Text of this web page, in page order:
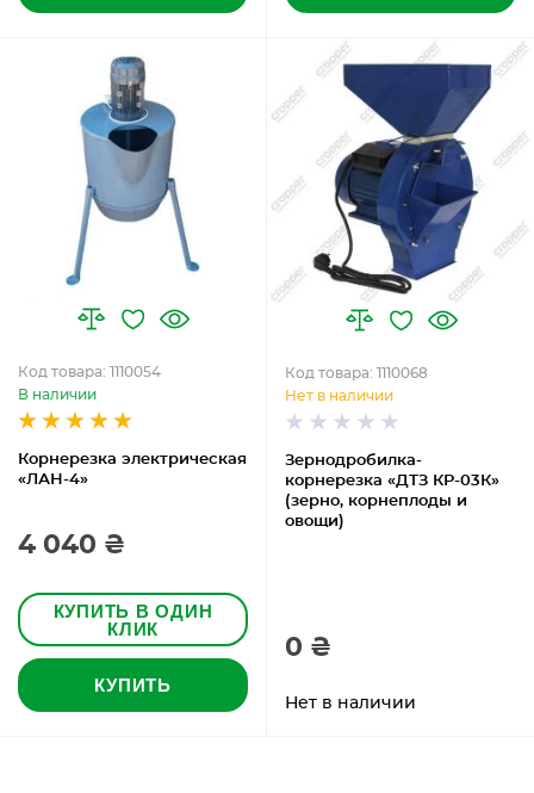
Корнерезка электрическая
«ЛАН-4»
Код товара: 1110054
В наличии
4 040 ₴
КУПИТЬ В ОДИН
КЛИК
КУПИТЬ
Зернодробилка-
корнерезка «ДТЗ КР-03К»
(зерно, корнеплоды и
овощи)
Код товара: 1110068
Нет в наличии
0 ₴
Нет в наличии